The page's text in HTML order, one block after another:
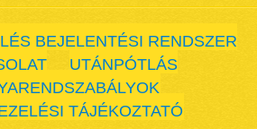
BEJELENTÉSI RENDSZER
UTÁNPÓTLÁS
TÁJÉKOZTATÓ